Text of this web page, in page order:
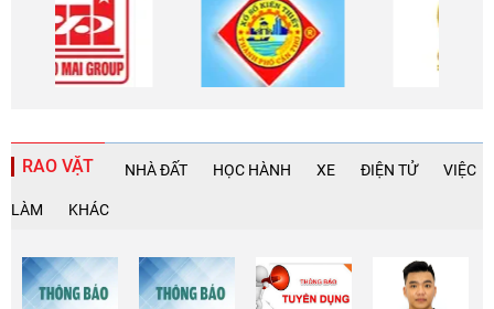
RAO VẶT NHÀ ĐẤT HỌC HÀNH XE ĐIỆN TỬ VIỆC
LÀM KHÁC